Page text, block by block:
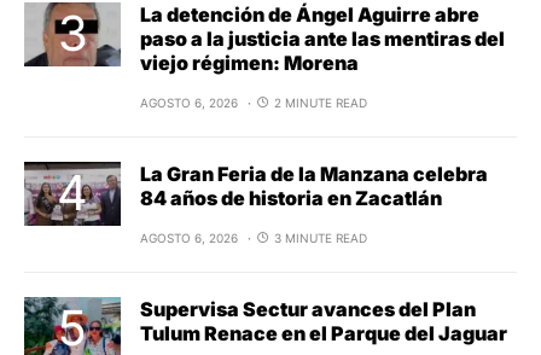
La detención de Ángel Aguirre abre
paso a la justicia ante las mentiras del
viejo régimen: Morena
AGOSTO 6, 2026 2 MINUTE READ
La Gran Feria de la Manzana celebra
84 años de historia en Zacatlán
AGOSTO 6, 2026 3 MINUTE READ
Supervisa Sectur avances del Plan
Tulum Renace en el Parque del Jaguar